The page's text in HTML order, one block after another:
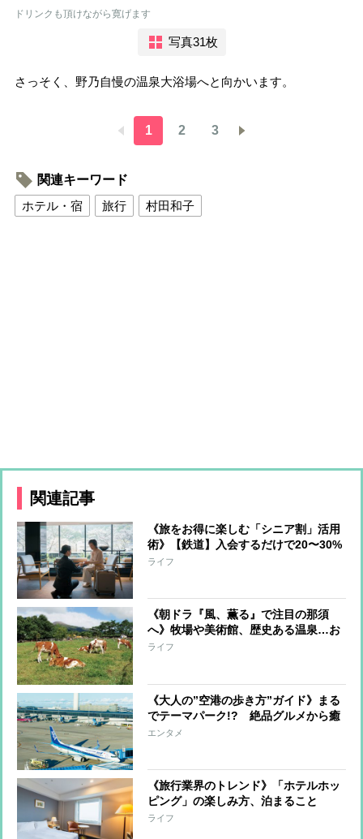
ドリンクも頂けながら寛げます
写真31枚
さっそく、野乃自慢の温泉大浴場へと向かいます。
1 2 3
関連キーワード
ホテル・宿
旅行 村田和子
関連記事
《旅をお得に楽しむ「シニア割」活用
術》【鉄道】入会するだけで20〜30%
オフ、【飛行機】当日の空席利用で
ライフ
《朝ドラ『風、薫る』で注目の那須
へ》牧場や美術館、歴史ある温泉…お
すすめの「大人のお散歩」スポット
ライフ
《大人の”空港の歩き方”ガイド》まる
でテーマパーク!? 絶品グルメから癒
しの温泉、極上スイーツ、お土産、江
エンタメ
《旅行業界のトレンド》「ホテルホッ
ピング」の楽しみ方、泊まること
を“体験”として捉え、1泊目と2泊目で
ライフ